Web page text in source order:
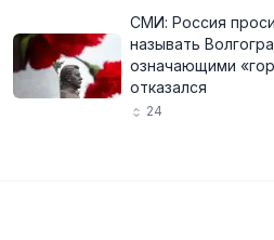
СМИ: Россия
называть
означающими
отказался
24